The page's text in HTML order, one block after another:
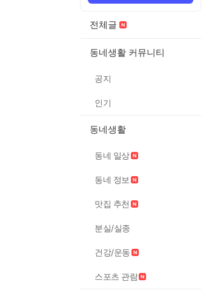
전체글
동네생활 커뮤니티
공지
인기
동네생활
동네 일상
동네 정보
맛집 추천
분실/실종
건강/운동
스포츠 관람